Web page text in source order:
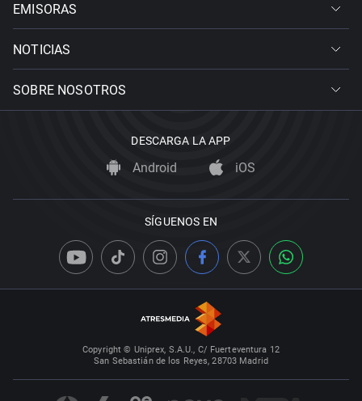
EMISORAS
NOTICIAS
SOBRE NOSOTROS
DESCARGA LA APP
Android iOS
SÍGUENOS EN
Copyright © Uniprex, S.A.U., C/ Fuerteventura 12
San Sebastián de los Reyes, 28703 Madrid